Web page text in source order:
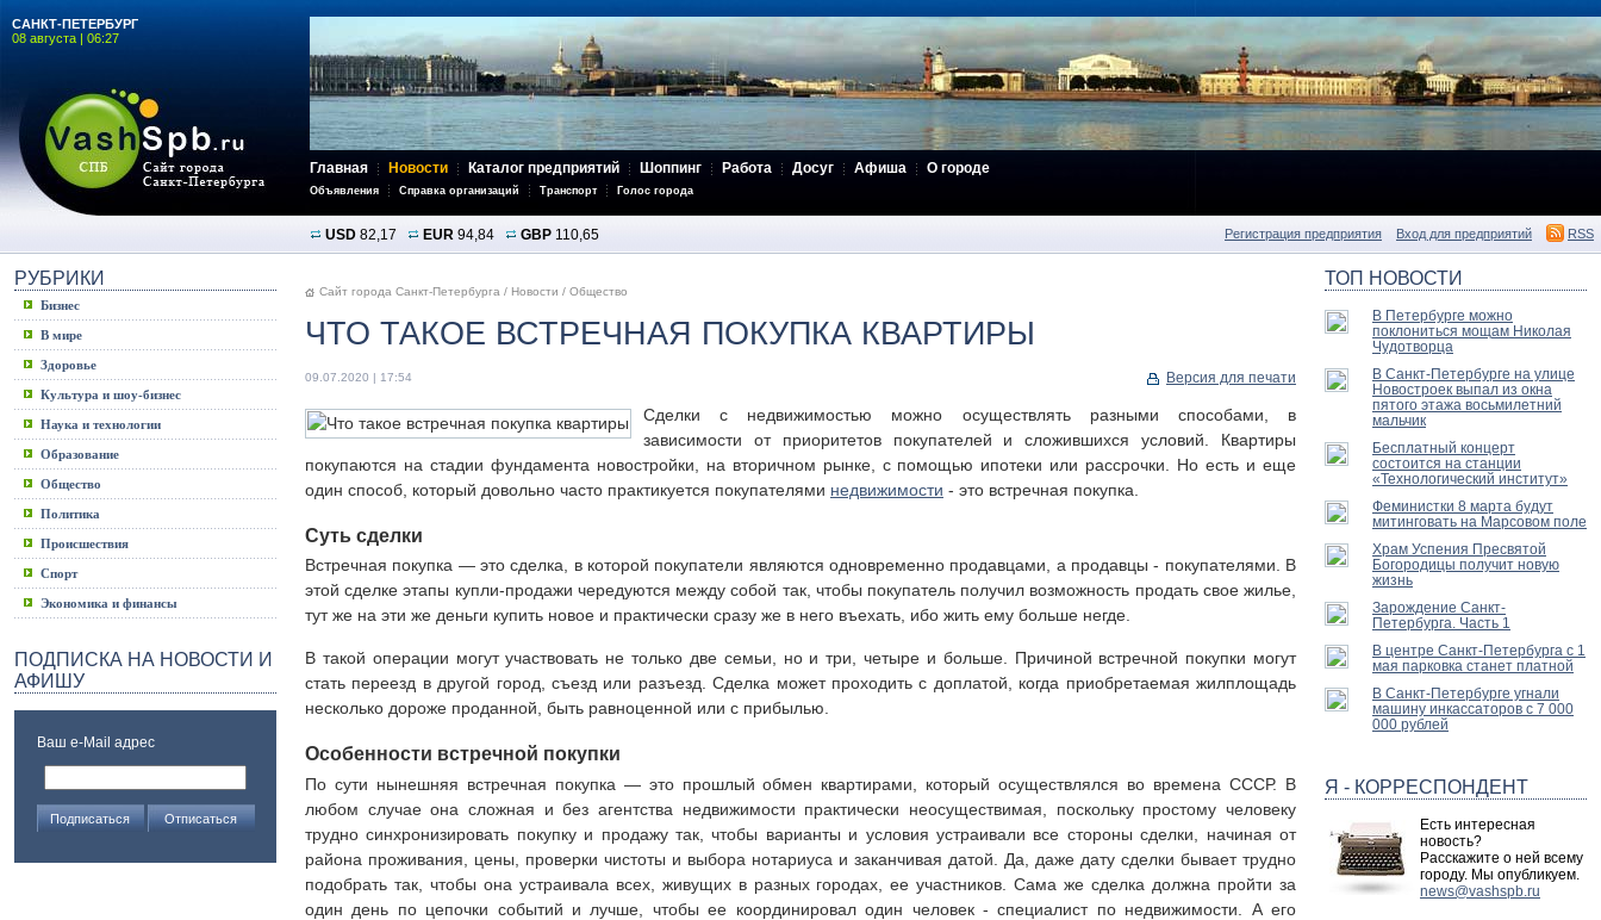
САНКТ-ПЕТЕРБУРГ
08 августа | 06:27
Главная Новости Каталог предприятий Шоппинг Работа Досуг Афиша О городе
Объявления Справка организаций Транспорт Голос города
USD 82,17 EUR 94,84 GBP 110,65 Регистрация предприятия Вход для предприятий RSS
РУБРИКИ
Бизнес
В мире
Здоровье
Культура и шоу-бизнес
Наука и технологии
Образование
Общество
Политика
Происшествия
Спорт
Экономика и финансы
ПОДПИСКА НА НОВОСТИ И
АФИШУ
Ваш e-Mail адрес
Сайт города Санкт-Петербурга / Новости / Общество
ЧТО ТАКОЕ ВСТРЕЧНАЯ ПОКУПКА КВАРТИРЫ
09.07.2020 | 17:54 Версия для печати
Сделки с недвижимостью можно осуществлять разными способами, в
зависимости от приоритетов покупателей и сложившихся условий. Квартиры
покупаются на стадии фундамента новостройки, на вторичном рынке, с помощью ипотеки или рассрочки. Но есть и еще
один способ, который довольно часто практикуется покупателями недвижимости - это встречная покупка.
Суть сделки
Встречная покупка — это сделка, в которой покупатели являются одновременно продавцами, а продавцы - покупателями. В
этой сделке этапы купли-продажи чередуются между собой так, чтобы покупатель получил возможность продать свое жилье,
тут же на эти же деньги купить новое и практически сразу же в него въехать, ибо жить ему больше негде.
В такой операции могут участвовать не только две семьи, но и три, четыре и больше. Причиной встречной покупки могут
стать переезд в другой город, съезд или разъезд. Сделка может проходить с доплатой, когда приобретаемая жилплощадь
несколько дороже проданной, быть равноценной или с прибылью.
Особенности встречной покупки
По сути нынешняя встречная покупка — это прошлый обмен квартирами, который осуществлялся во времена СССР. В
любом случае она сложная и без агентства недвижимости практически неосуществимая, поскольку простому человеку
трудно синхронизировать покупку и продажу так, чтобы варианты и условия устраивали все стороны сделки, начиная от
района проживания, цены, проверки чистоты и выбора нотариуса и заканчивая датой. Да, даже дату сделки бывает трудно
подобрать так, чтобы она устраивала всех, живущих в разных городах, ее участников. Сама же сделка должна пройти за
один день по цепочки событий и лучше, чтобы ее координировал один человек - специалист по недвижимости. А его
ТОП НОВОСТИ
В Петербурге можно
поклониться мощам Николая
Чудотворца
В Санкт-Петербурге на улице
Новостроек выпал из окна
пятого этажа восьмилетний
мальчик
Бесплатный концерт
состоится на станции
«Технологический институт»
Феминистки 8 марта будут
митинговать на Марсовом поле
Храм Успения Пресвятой
Богородицы получит новую
жизнь
Зарождение Санкт-
Петербурга. Часть 1
В центре Санкт-Петербурга с 1
мая парковка станет платной
В Санкт-Петербурге угнали
машину инкассаторов с 7 000
000 рублей
Я - КОРРЕСПОНДЕНТ
Есть интересная
новость?
Расскажите о ней всему
городу. Мы опубликуем.
news@vashspb.ru